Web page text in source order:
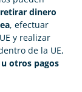
retirar dinero
, efectuar
y realizar
de la UE,
otros pagos